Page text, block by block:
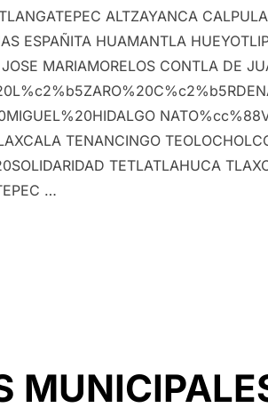
ALTZAYANCA
ESPAÑITA HUAMANTLA
MARIAMORELOS CONTLA DE
TENANCINGO
TETLATLAHUCA
…